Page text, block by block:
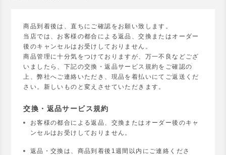
商品到着後は、直ちにご確認をお願い致します。
当店では、お客様の都合による返品、交換またはオーダー
後のキャンセルはお受けしておりません。
商品管理に十分気をつけておりますが、万一不良などござ
いましたら、下記の交換・返品サービス規約をご確認の
上、弊社へご連絡いただき、現品を着払いにてご返送くだ
さい。新しいものと変えさせていただきます。
交換・返品サービス規約
お客様の都合による返品、交換またはオーダー後のキャ
ンセルはお受けしておりません。
返品・交換は、商品到着後1週間以内にご連絡くださ